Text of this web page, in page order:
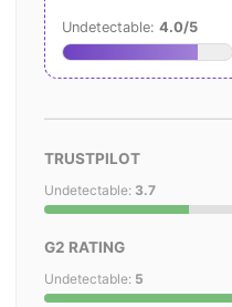
Undetectable: 4.0/5
TRUSTPILOT
Undetectable: 3.7
G2 RATING
Undetectable: 5